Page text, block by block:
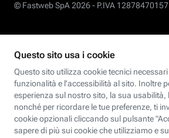
© Fastweb SpA 2026 - P.IVA 12878470157